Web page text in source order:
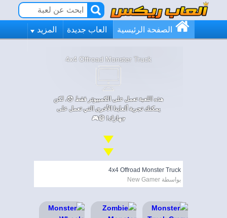
الصفحة الرئيسية العاب جديدة المزيد
4x4 Offroad Monster Truck
هذه اللعبة تعمل على الكمبيوتر فقط 😞. لكن
يمكنك تجربة ألعابنا الأخرى التي تعمل على
جهازك! 😄🎮
4x4 Offroad Monster Truck
بواسطة New Gamer